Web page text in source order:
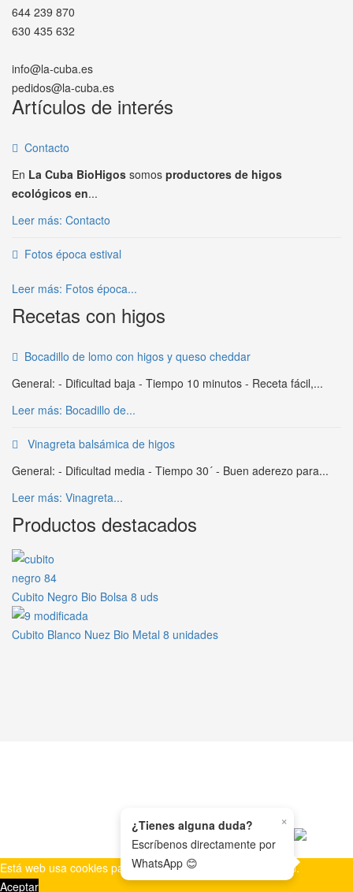
644 239 870
630 435 632
info@la-cuba.es
pedidos@la-cuba.es
Artículos de interés
Contacto
En La Cuba BioHigos somos productores de higos
ecológicos en...
Leer más: Contacto
Fotos época estival
Leer más: Fotos época...
Recetas con higos
Bocadillo de lomo con higos y queso cheddar
General: - Dificultad baja - Tiempo 10 minutos - Receta fácil,...
Leer más: Bocadillo de...
Vinagreta balsámica de higos
General: - Dificultad media - Tiempo 30´ - Buen aderezo para...
Leer más: Vinagreta...
Productos destacados
Cubito Negro Bio Bolsa 8 uds
Cubito Blanco Nuez Bio Metal 8 unidades
×
¿Tienes alguna duda?
Escríbenos directamente por
WhatsApp 😊
Está web usa cookies para asegurar una mejor navegación.
Aceptar